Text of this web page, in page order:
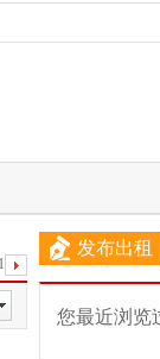
1
下
页
发布出租
您最近浏览